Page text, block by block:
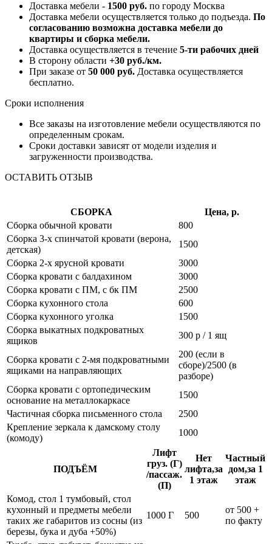
Доставка мебели - 1500 руб. по городу Москва
Доставка мебели осуществляется только до подъезда. По
согласованию возможна доставка мебели до
квартиры и сборка мебели.
Доставка осуществляется в течение 5-ти рабочих дней
В сторону области +30 руб./км.
При заказе от 50 000 руб. Доставка осуществляется
бесплатно.
Сроки исполнения
Все заказы на изготовление мебели осуществляются по
определенным срокам.
Сроки доставки зависят от модели изделия и
загруженности производства.
ОСТАВИТЬ ОТЗЫВ
СБОРКА
Цена, р.
Сборка обычной кровати
800
Сборка 3-х спинчатой кровати (верона,
детская)
1500
Сборка 2-х ярусной кровати
3000
Сборка кровати с балдахином
3000
Сборка кровати с ПМ, с бк ПМ
2500
Сборка кухонного стола
600
Сборка кухонного уголка
1500
Сборка выкатных подкроватных
ящиков
300 р / 1 ящ
Сборка кровати с 2-мя подкроватными
ящиками на направляющих
200 (если в
сборе)/2500 (в
разборе)
Сборка кровати с ортопедическим
основание на металлокаркасе
1500
Частичная сборка письменного стола
2500
Крепление зеркала к дамскому столу
(комоду)
1000
ПОДЪЁМ
Лифт
груз. (Г)
/пассаж.
(П)
Нет
лифта,за
1 этаж
Частный
дом,за 1
этаж
Комод, стол 1 тумбовый, стол
кухонный и предметы мебели
таких же габаритов из сосны (из
березы, бука и дуба +50%)
1000 Г 500
от 500 +
по факту